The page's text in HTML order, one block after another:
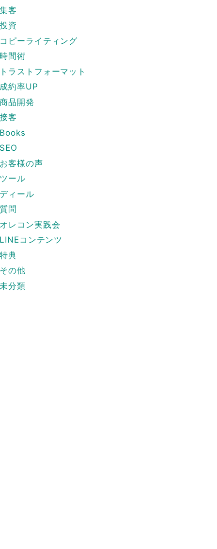
集客
投資
コピーライティング
時間術
トラストフォーマット
成約率UP
商品開発
接客
Books
SEO
お客様の声
ツール
ディール
質問
オレコン実践会
LINEコンテンツ
特典
その他
未分類